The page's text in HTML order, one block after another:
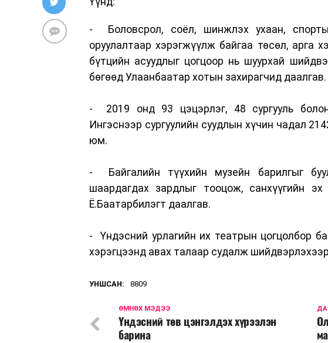
- Боловсрол, соёл, шинжлэх ухаан,
оруулалтаар хэрэгжүүлж байгаа төсөл, арга
бүтцийн асуудлыг цогцоор нь шуурхай
бөгөөд Улаанбаатар хотын захирагчид даалгав.
- 2019 онд 93 цэцэрлэг, 48 сургууль
Ингэснээр сургуулийн суудлын хүчин чадал
юм.
- Байгалийн түүхийн музейн барилгыг
шаардагдах зардлыг тооцож, санхүүгийн
Ё.Баатарбилэгт даалгав.
- Үндэсний урлагийн их театрын цогцолбор
хэрэгцээнд авах талаар судалж
УНШСАН: 8809
ӨМНӨХ МЭДЭЭ
Үндэсний төв цэнгэлдэх хүрээлэн
барина